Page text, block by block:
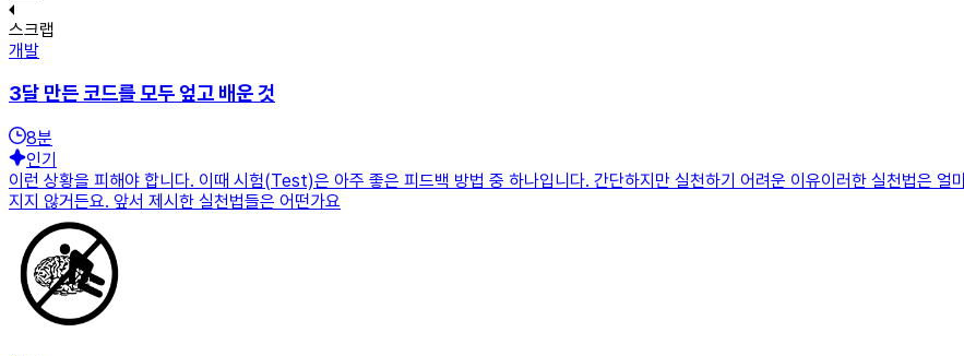
스크랩
개발
3달 만든 코드를 모두 엎고 배운 것
8분
인기
이런 상황을 피해야 합니다. 이때 시험(Test)은 아주 좋은 피드백 방법 중 하나입니다. 간단하지만 실천하기 어려운 이유이러한 실천법은
지지 않거든요. 앞서 제시한 실천법들은 어떤가요